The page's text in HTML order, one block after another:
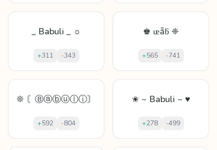
_ Babuli _ ☼
+311 -343
♚ ᵫẵƃ ❈
+565 -741
❊ 〘Ⓑⓐⓑⓤⓛⓘ〙
+592 -804
✬ ~ Babuli ~ ♥
+278 -499